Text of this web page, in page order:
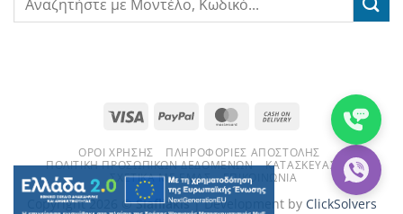
Visa PayPal MasterCard
Delivery
ΌΡΟΙ ΧΡΉΣΗΣ
ΠΛΗΡΟΦΟΡΊΕΣ ΑΠΟΣΤΟΛΉΣ
ΠΟΛΙΤΙΚΉ ΠΡΟΣΩΠΙΚΏΝ ΔΕΔΟΜΈΝΩΝ
ΚΑΤΑΣΚΕΥΑΣΤΈΣ
ΣΧΕΤΙΚΆ ΜΕ ΕΜΆΣ
ΕΠΙΚΟΙΝΩΝΊΑ
Copyright 2026 ©Siafliakis| Development by ClickSolvers